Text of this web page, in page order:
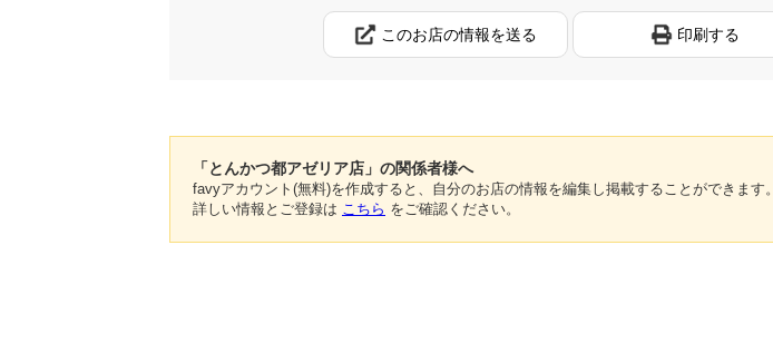
このお店の情報を送る 印刷する
「とんかつ都アゼリア店」の関係者様へ
favyアカウント(無料)を作成すると、自分のお店の情報を編集し掲載することができます。
詳しい情報とご登録は こちら をご確認ください。